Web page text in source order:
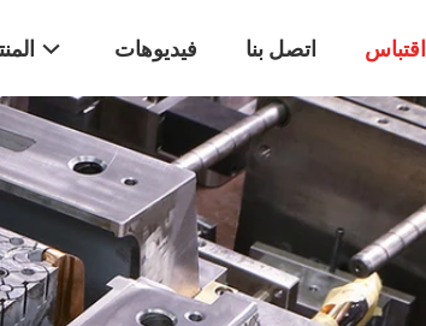
فيديوهات اتصل بنا